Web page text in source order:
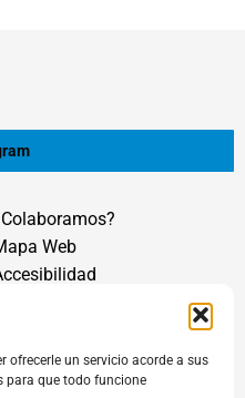
ofrecerle un servicio acorde a sus
para que todo funcione
Web
Tenerife. Islas Canarias.